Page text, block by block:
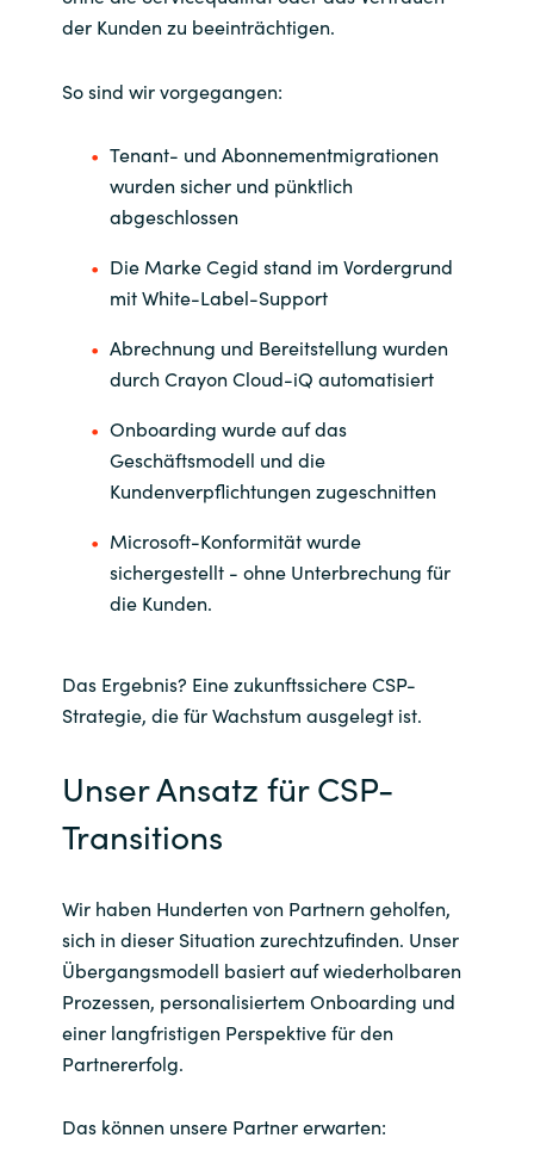
der Kunden zu beeinträchtigen.
So sind wir vorgegangen:
Tenant- und Abonnementmigrationen
wurden sicher und pünktlich
abgeschlossen
Die Marke Cegid stand im Vordergrund
mit White-Label-Support
Abrechnung und Bereitstellung wurden
durch Crayon Cloud-iQ automatisiert
Onboarding wurde auf das
Geschäftsmodell und die
Kundenverpflichtungen zugeschnitten
Microsoft-Konformität wurde
sichergestellt - ohne Unterbrechung für
die Kunden.
Das Ergebnis? Eine zukunftssichere CSP-
Strategie, die für Wachstum ausgelegt ist.
Unser Ansatz für CSP-
Transitions
Wir haben Hunderten von Partnern geholfen,
sich in dieser Situation zurechtzufinden. Unser
Übergangsmodell basiert auf wiederholbaren
Prozessen, personalisiertem Onboarding und
einer langfristigen Perspektive für den
Partnererfolg.
Das können unsere Partner erwarten: